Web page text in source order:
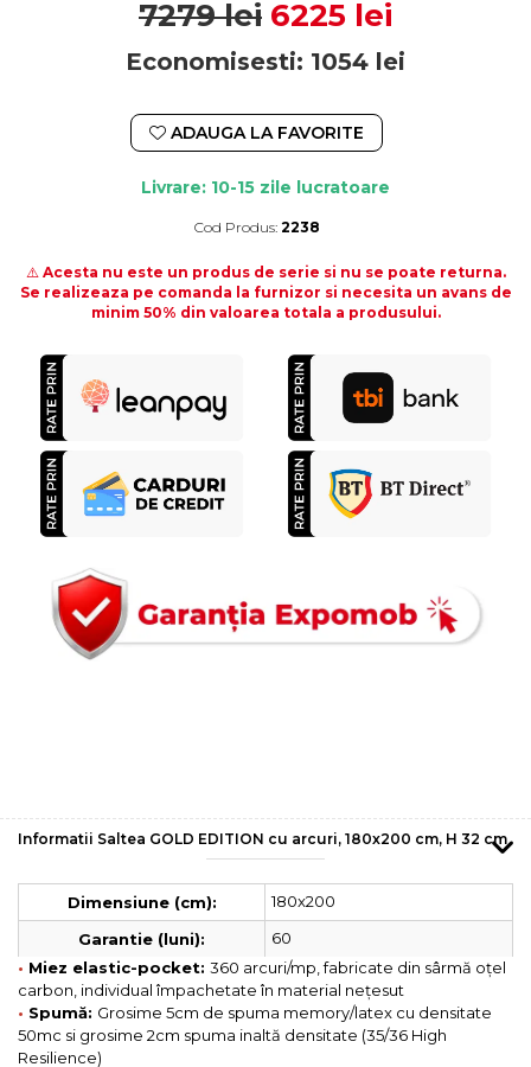
7279 lei 6225 lei
Economisesti: 1054 lei
ADAUGA LA FAVORITE
Livrare: 10-15 zile lucratoare
Cod Produs: 2238
⚠️ Acesta nu este un produs de serie si nu se poate returna.
Se realizeaza pe comanda la furnizor si necesita un avans de
minim 50% din valoarea totala a produsului.
Informatii Saltea GOLD EDITION cu arcuri, 180x200 cm, H 32 cm
Dimensiune (cm):
180x200
Garantie (luni):
60
• Miez elastic-pocket: 360 arcuri/mp, fabricate din sârmă oțel
carbon, individual împachetate în material nețesut
• Spumă: Grosime 5cm de spuma memory/latex cu densitate
50mc si grosime 2cm spuma inaltă densitate (35/36 High
Resilience)